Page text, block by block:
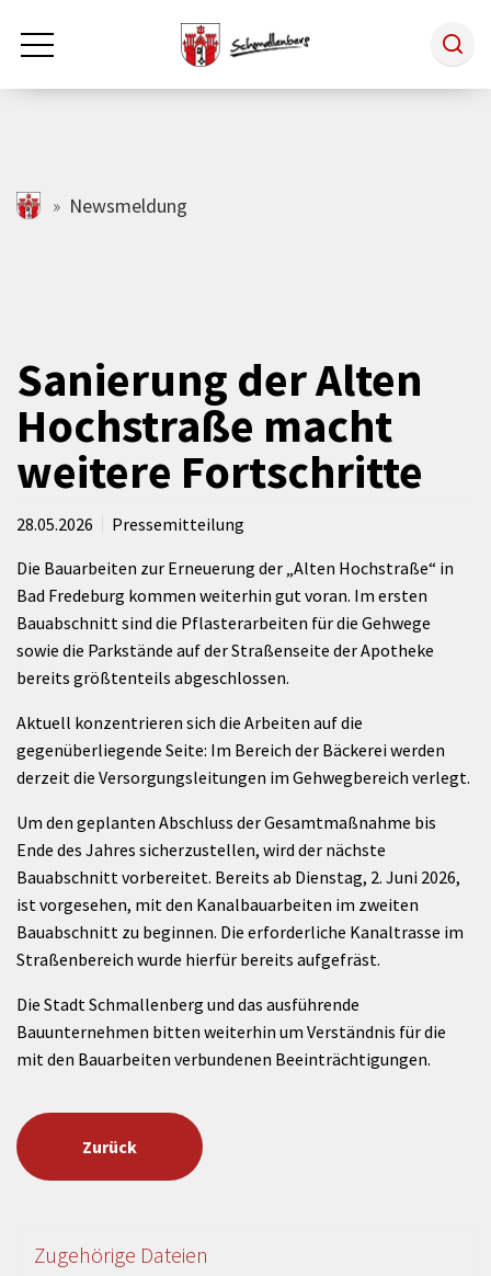
Zum Hauptinhalt springen
Rathaus & Politik
Freizeit & Kultur
Wirtschaft
schmallenberg.de
Newsmeldung
Sanierung der Alten
Hochstraße macht
weitere Fortschritte
28.05.2026
Pressemitteilung
Die Bauarbeiten zur Erneuerung der „Alten Hochstraße“ in
Bad Fredeburg kommen weiterhin gut voran. Im ersten
Bauabschnitt sind die Pflasterarbeiten für die Gehwege
sowie die Parkstände auf der Straßenseite der Apotheke
bereits größtenteils abgeschlossen.
Aktuell konzentrieren sich die Arbeiten auf die
gegenüberliegende Seite: Im Bereich der Bäckerei werden
derzeit die Versorgungsleitungen im Gehwegbereich verlegt.
Um den geplanten Abschluss der Gesamtmaßnahme bis
Ende des Jahres sicherzustellen, wird der nächste
Bauabschnitt vorbereitet. Bereits ab Dienstag, 2. Juni 2026,
ist vorgesehen, mit den Kanalbauarbeiten im zweiten
Bauabschnitt zu beginnen. Die erforderliche Kanaltrasse im
Straßenbereich wurde hierfür bereits aufgefräst.
Die Stadt Schmallenberg und das ausführende
Bauunternehmen bitten weiterhin um Verständnis für die
mit den Bauarbeiten verbundenen Beeinträchtigungen.
Zurück
Zugehörige Dateien